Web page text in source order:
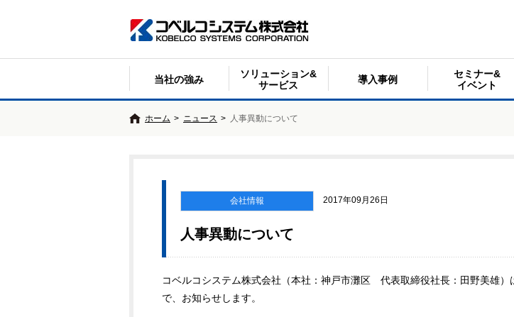
当社の強み
ソリューション&
サービス
導入事例
セミナー&
イベント
ホーム > ニュース > 人事異動について
会社情報 2017年09月26日
人事異動について
コベルコシステム株式会社（本社：神戸市灘区 代表取締役社長：田野美雄
で、お知らせします。